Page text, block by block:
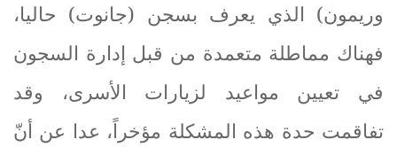
وريمون) الذي يعرف بسجن (جانوت) حاليا،
فهناك مماطلة متعمدة من قبل إدارة السجون
في تعيين مواعيد لزيارات الأسرى، وقد
تفاقمت حدة هذه المشكلة مؤخراً، عدا عن أنّ